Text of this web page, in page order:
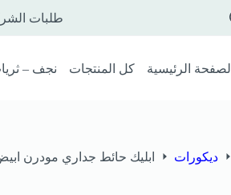
طلبات
الصفحة الرئيسية كل المنتجات نجف –
ديكورات ابليك حائط جداري مودرن